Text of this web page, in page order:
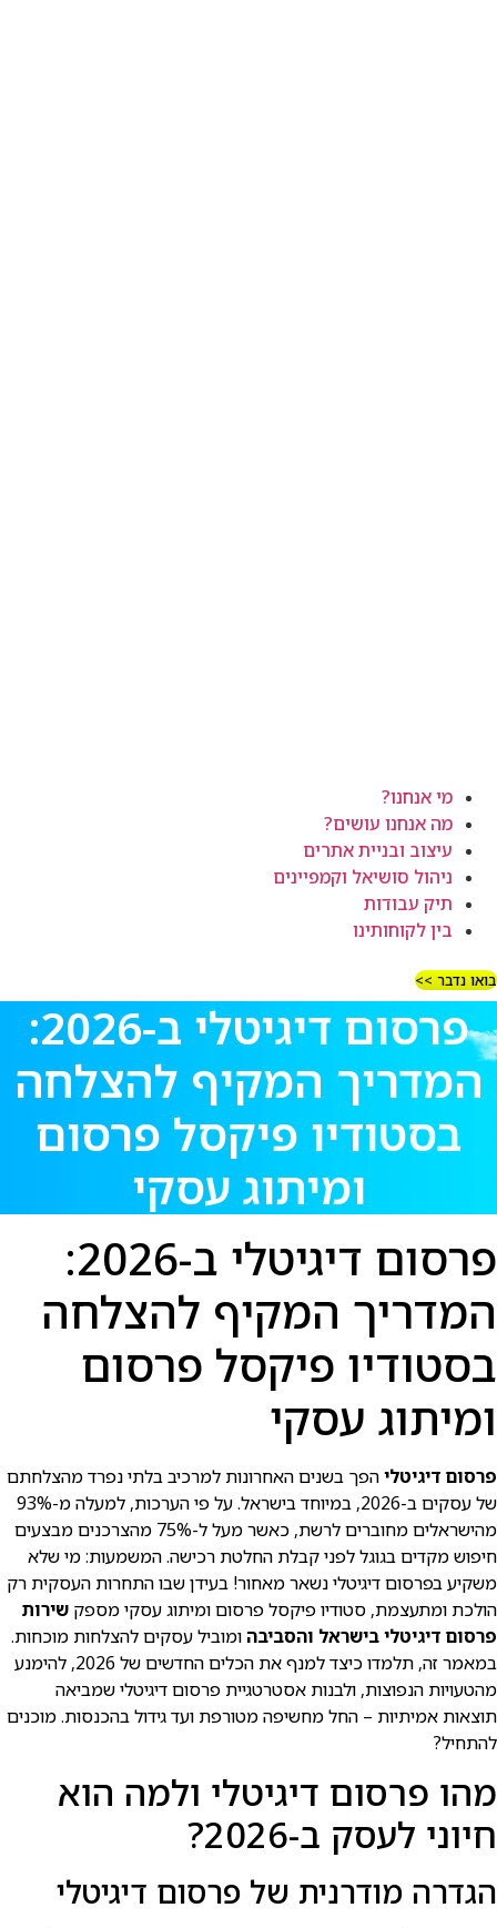
מי אנחנו?
מה אנחנו עושים?
עיצוב ובניית אתרים
ניהול סושיאל וקמפיינים
תיק עבודות
בין לקוחותינו
בואו נדבר >>
פרסום דיגיטלי ב-2026:
המדריך המקיף להצלחה
בסטודיו פיקסל פרסום
ומיתוג עסקי
פרסום דיגיטלי ב-2026:
המדריך המקיף להצלחה
בסטודיו פיקסל פרסום
ומיתוג עסקי
פרסום דיגיטליהפך בשנים האחרונות למרכיב בלתי נפרד מהצלחתם
של עסקים ב-2026, במיוחד בישראל. על פי הערכות, למעלה מ-93%
מהישראלים מחוברים לרשת, כאשר מעל ל-75% מהצרכנים מבצעים
חיפוש מקדים בגוגל לפני קבלת החלטת רכישה. המשמעות: מי שלא
משקיע בפרסום דיגיטלי נשאר מאחור! בעידן שבו התחרות העסקית רק
הולכת ומתעצמת, סטודיו פיקסל פרסום ומיתוג עסקי מספק שירות
פרסום דיגיטלי בישראל והסביבהומוביל עסקים להצלחות מוכחות.
במאמר זה, תלמדו כיצד למנף את הכלים החדשים של 2026, להימנע
מהטעויות הנפוצות, ולבנות אסטרטגיית פרסום דיגיטלי שמביאה
תוצאות אמיתיות – החל מחשיפה מטורפת ועד גידול בהכנסות. מוכנים
להתחיל?
מהו פרסום דיגיטלי ולמה הוא
חיוני לעסק ב-2026?
הגדרה מודרנית של פרסום דיגיטלי